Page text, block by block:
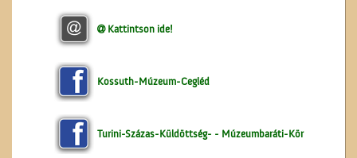
A ceglédi teniszpályák
Kattintson ide!
Kossuth-Múzeum-Cegléd
Turini-Százas-Küldöttség- - Múzeumbaráti-Kör